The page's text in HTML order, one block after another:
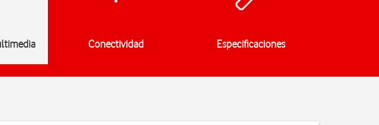
Conectividad Especificaciones